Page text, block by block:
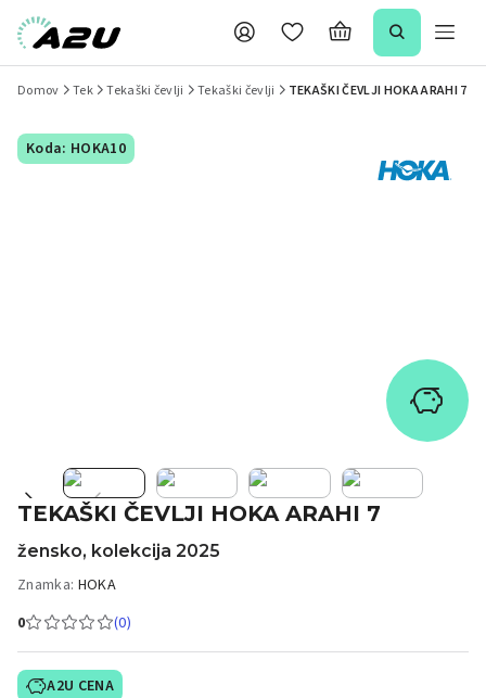
Domov Tek Tekaški čevlji Tekaški čevlji TEKAŠKI ČEVLJI HOKA ARAHI 7
Koda: HOKA10
TEKAŠKI ČEVLJI HOKA ARAHI 7
žensko, kolekcija 2025
Znamka: HOKA
0
(0)
A2U CENA